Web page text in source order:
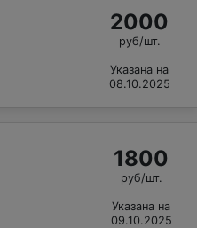
2000
руб/шт.
Указана на
08.10.2025
1800
руб/шт.
Указана на
09.10.2025